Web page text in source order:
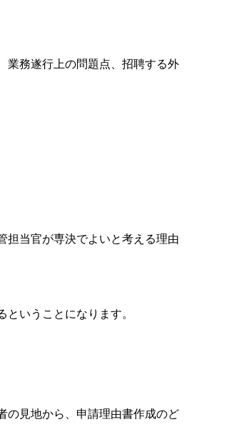
業務遂行上の問題点、招聘する外
担当官が専決でよいと考える理由
いうことになります。
の見地から、申請理由書作成のど